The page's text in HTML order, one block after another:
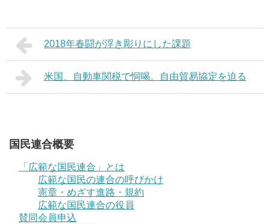
2018年春闘が浮き彫りにした課題
米国、自動車関税で恫喝。自由貿易協定を迫る
国民連合概要
「広範な国民連合」とは
広範な国民の連合の呼びかけ
憲章・めざす進路・規約
広範な国民連合の役員
賛同会員申込